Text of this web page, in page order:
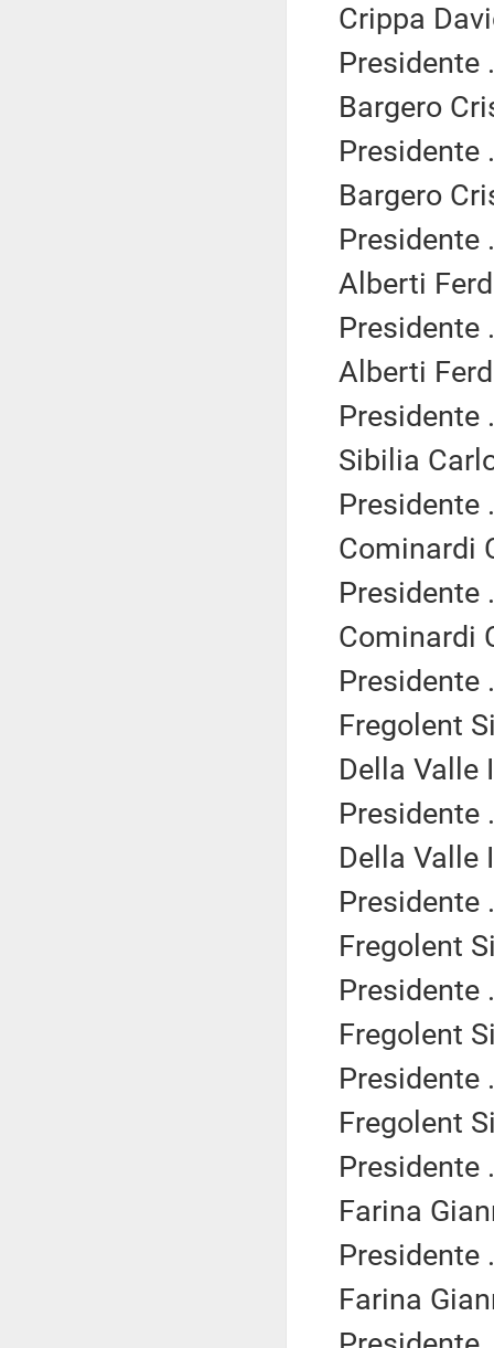
Crippa
Presidente
Bargero
Presidente
Bargero
Presidente
Alberti
Presidente
Alberti
Presidente
Sibilia
Presidente
Cominardi
Presidente
Cominardi
Presidente
Fregolent
Della Valle
Presidente
Della Valle
Presidente
Fregolent
Presidente
Fregolent
Presidente
Fregolent
Presidente
Farina
Presidente
Farina